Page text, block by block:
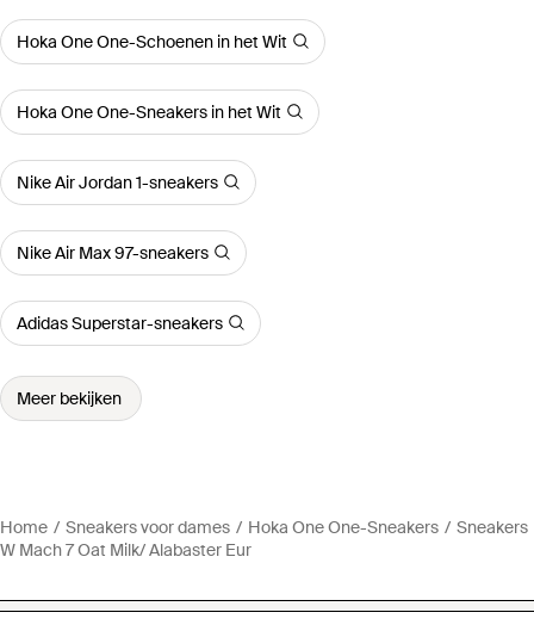
Hoka One One-Schoenen in het Wit
Hoka One One-Sneakers in het Wit
Nike Air Jordan 1-sneakers
Nike Air Max 97-sneakers
Adidas Superstar-sneakers
Meer bekijken
Home Sneakers voor dames Hoka One One-Sneakers
Sneakers
W Mach 7 Oat Milk/ Alabaster Eur